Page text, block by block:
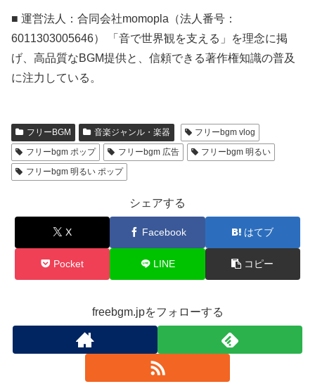
■ 運営法人：合同会社momopla（法人番号：
6011303005646） 「音で世界観を支える」を理念に掲
げ、高品質なBGM提供と、信頼できる著作権知識の普及
に注力している。
フリーBGM 音楽ジャンル・楽器
フリーbgm vlog
フリーbgm ポップ
フリーbgm 広告
フリーbgm 明るい
フリーbgm 明るい ポップ
シェアする
X Facebook はてブ
Pocket LINE コピー
freebgm.jpをフォローする